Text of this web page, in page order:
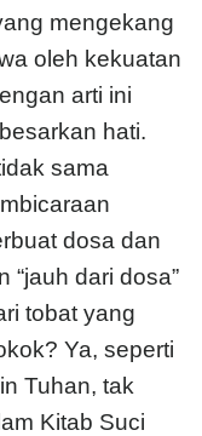
mengekang
oleh kekuatan
arti ini
hati.
sama
dosa dan
“jauh dari dosa”
tobat yang
Ya, seperti
Tuhan, tak
Kitab Suci